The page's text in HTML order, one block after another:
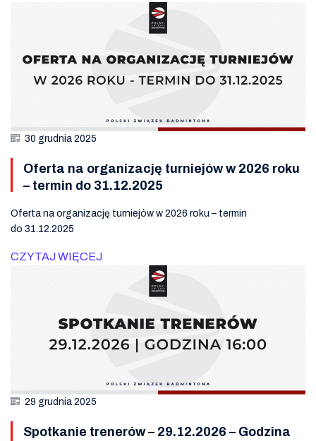
30 grudnia 2025
Oferta na organizację turniejów w 2026 roku
– termin do 31.12.2025
Oferta na organizację turniejów w 2026 roku – termin
do 31.12.2025
CZYTAJ WIĘCEJ
29 grudnia 2025
Spotkanie trenerów – 29.12.2026 – Godzina